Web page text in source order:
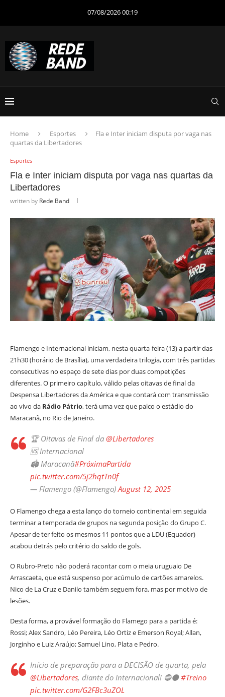
07/08/2026 00:19
Home Esportes
Fla e Inter iniciam disputa por vaga nas
quartas da Libertadores
Esportes
Fla e Inter iniciam disputa por vaga nas quartas da
Libertadores
written by Rede Band
Flamengo e Internacional iniciam, nesta quarta-feira (13) a partir das
21h30 (horário de Brasília), uma verdadeira trilogia, com três partidas
consecutivas no espaço de sete dias por duas competições
diferentes. O primeiro capítulo, válido pelas oitavas de final da
Despensa Libertadores da América e que contará com transmissão
ao vivo da Rádio Pátrio, terá uma vez que palco o estádio do
Maracanã, no Rio de Janeiro.
🏆 Oitavas de Final da @Libertadores
🆚 Internacional
🏟️ Maracanã#PróximaPartida
pic.twitter.com/5j2hqtTn0f
— Flamengo (@Flamengo)August 12, 2025
O Flamengo chega a esta lanço do torneio continental em seguida
terminar a temporada de grupos na segunda posição do Grupo C.
Apesar de ter feito os mesmos 11 pontos que a LDU (Equador)
acabou detrás pelo critério do saldo de gols.
O Rubro-Preto não poderá racontar com o meia uruguaio De
Arrascaeta, que está suspenso por acúmulo de cartões amarelos.
Nico de La Cruz e Danilo também seguem fora, mas por motivo de
lesões.
Desta forma, a provável formação do Flamego para a partida é:
Rossi; Alex Sandro, Léo Pereira, Léo Ortiz e Emerson Royal; Allan,
Jorginho e Luiz Araújo; Samuel Lino, Plata e Pedro.
Início de preparação para a DECISÃO de quarta, pela
@Libertadores, diante do Internacional! 🔴⚫️#Treino
pic.twitter.com/G2FBc3uZOL